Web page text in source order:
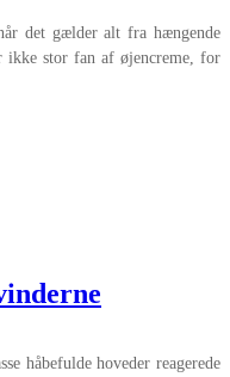
det gælder alt fra hængende
stor fan af øjencreme, for
håbefulde hoveder reagerede